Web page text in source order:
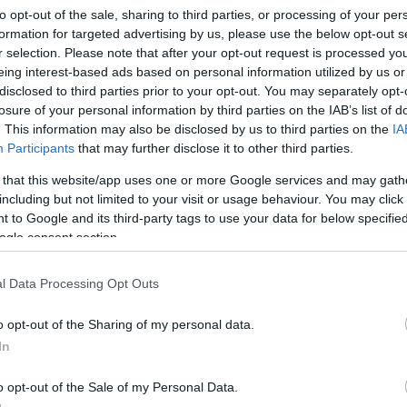
opt-out of the sale, sharing to third parties, or processing of your
for targeted advertising by us, please use the below opt-out
selection. Please note that after your opt-out request is processed
interest-based ads based on personal information utilized by us
to third parties prior to your opt-out. You may separately
of your personal information by third parties on the IAB’s list of
This information may also be disclosed by us to third parties on the
Participants that may further disclose it to other third parties.
that this website/app uses one or more Google services and may
but not limited to your visit or usage behaviour. You may
to Google and its third-party tags to use your data for below
consent section.
Data Processing Opt Outs
opt-out of the Sharing of my personal data.
opt-out of the Sale of my Personal Data.
Link másolása
cica szépségversenyen még egy
teniszcsillag is háttérbe szorult a
Helena Sukova egykor szinte verhetetlen
már csak macskákkal versenyez.